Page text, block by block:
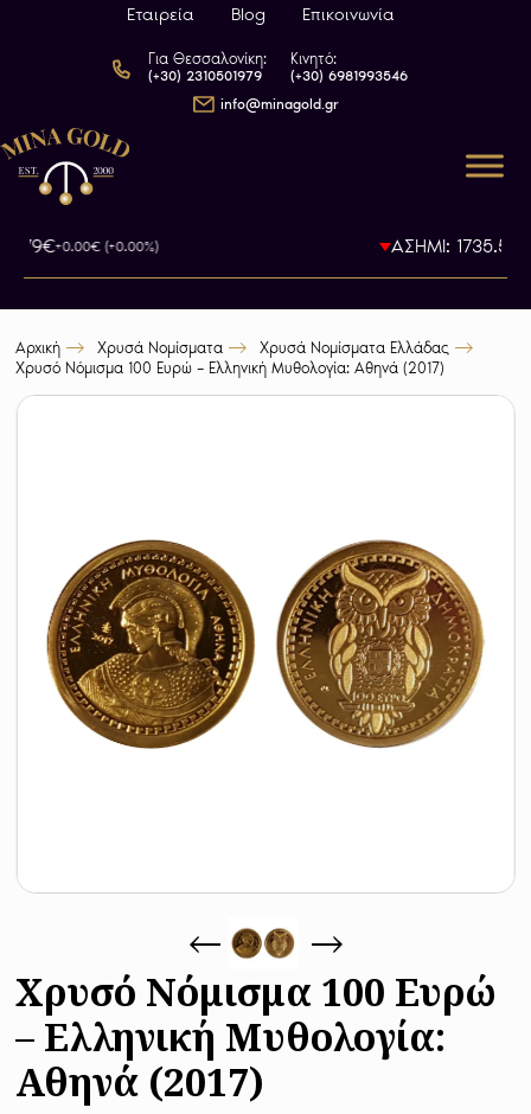
Εταιρεία Blog Επικοινωνία
Για Θεσσαλονίκη:
(+30) 2310501979
Κινητό:
(+30) 6981993546
info@minagold.gr
+0.00€ (+0.00%) ΑΣΗΜΙ: 1735.5€
Αρχική Χρυσά Νομίσματα
Χρυσά Νομίσματα Ελλάδας
Χρυσό Νόμισμα 100 Ευρώ – Ελληνική Μυθολογία: Αθηνά (2017)
Χρυσό Νόμισμα 100 Ευρώ
– Ελληνική Μυθολογία:
Αθηνά (2017)